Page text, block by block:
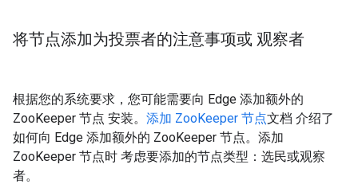
将节点添加为投票者的注意事项或 观察者
根据您的系统要求，您可能需要向 Edge 添加额外的
ZooKeeper 节点 安装。 添加 ZooKeeper 节点文档 介绍了
如何向 Edge 添加额外的 ZooKeeper 节点。添加
ZooKeeper 节点时 考虑要添加的节点类型：选民或观察
者。